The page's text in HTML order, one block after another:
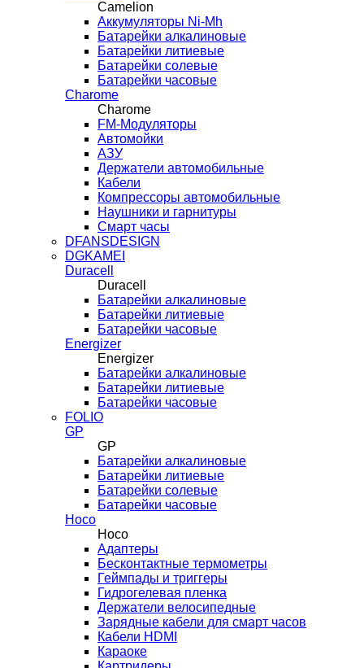
Camelion
Аккумуляторы Ni-Mh
Батарейки алкалиновые
Батарейки литиевые
Батарейки солевые
Батарейки часовые
Charome
Charome
FM-Модуляторы
Автомойки
АЗУ
Держатели автомобильные
Кабели
Компрессоры автомобильные
Наушники и гарнитуры
Смарт часы
DFANSDESIGN
DGKAMEI
Duracell
Duracell
Батарейки алкалиновые
Батарейки литиевые
Батарейки часовые
Energizer
Energizer
Батарейки алкалиновые
Батарейки литиевые
Батарейки часовые
FOLIO
GP
GP
Батарейки алкалиновые
Батарейки литиевые
Батарейки солевые
Батарейки часовые
Hoco
Hoco
Адаптеры
Бесконтактные термометры
Геймпады и триггеры
Гидрогелевая пленка
Держатели велосипедные
Зарядные кабели для смарт часов
Кабели HDMI
Караоке